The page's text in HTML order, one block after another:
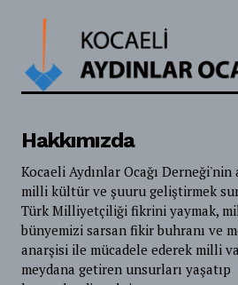
Hakkımızda
Kocaeli Aydınlar Ocağı Derneği'nin
milli kültür ve şuuru geliştirmek
Türk Milliyetçiliği fikrini yaymak,
bünyemizi sarsan fikir buhranı ve
anarşisi ile mücadele ederek milli
meydana getiren unsurları yaşatıp